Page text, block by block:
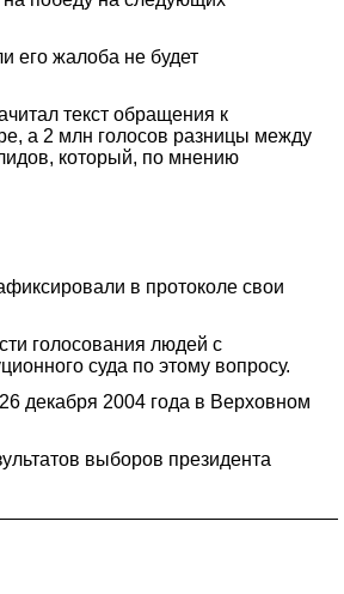
его жалоба не будет
текст обращения к
а 2 млн голосов разницы между
который, по мнению
в протоколе свои
голосования людей с
суда по этому вопросу.
декабря 2004 года в Верховном
выборов президента